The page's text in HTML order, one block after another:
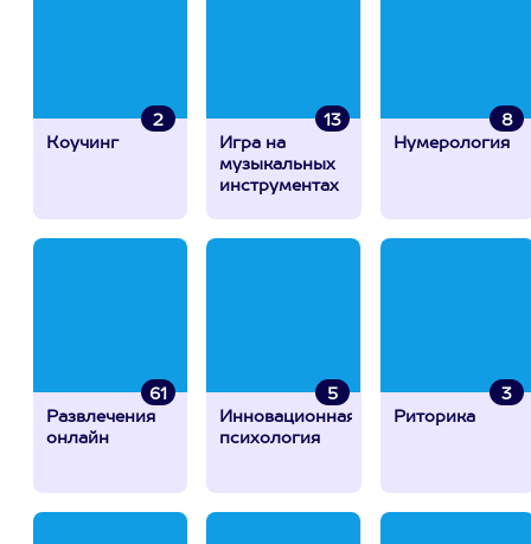
2
Коучинг
13
Игра на
музыкальных
инструментах
8
Нумерология
61
Развлечения
онлайн
5
Инновационная
психология
3
Риторика